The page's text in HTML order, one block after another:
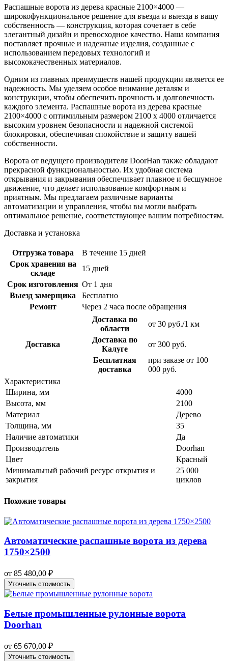
Распашные ворота из дерева красные 2100×4000 —
широкофункциональное решение для въезда и выезда в вашу
собственность — конструкция, которая сочетает в себе
элегантный дизайн и превосходное качество. Наша компания
поставляет прочные и надежные изделия, созданные с
использованием передовых технологий и
высококачественных материалов.
Одним из главных преимуществ нашей продукции является ее
надежность. Мы уделяем особое внимание деталям и
конструкции, чтобы обеспечить прочность и долговечность
каждого элемента. Распашные ворота из дерева красные
2100×4000 с оптимильным размером 2100 x 4000 отличается
высоким уровнем безопасности и надежной системой
блокировки, обеспечивая спокойствие и защиту вашей
собственности.
Ворота от ведущего производителя DoorHan также обладают
прекрасной функциональностью. Их удобная система
открывания и закрывания обеспечивает плавное и бесшумное
движение, что делает использование комфортным и
приятным. Мы предлагаем различные варианты
автоматизации и управления, чтобы вы могли выбрать
оптимальное решение, соответствующее вашим потребностям.
Доставка и установка
Отгрузка товара
В течение 15 дней
Срок хранения на
складе
15 дней
Срок изготовления От 1 дня
Выезд замерщика
Бесплатно
Ремонт
Через 2 часа после обращения
Доставка
Доставка по
области
от 30 руб./1 км
Доставка по
Калуге
от 300 руб.
Бесплатная
доставка
при заказе от 100
000 руб.
Характеристика
Ширина, мм
4000
Высота, мм
2100
Материал
Дерево
Толщина, мм
35
Наличие автоматики
Да
Производитель
Doorhan
Цвет
Красный
Минимальный рабочий ресурс открытия и
закрытия
25 000
циклов
Похожие товары
Автоматические распашные ворота из дерева
1750×2500
от 85 480,00 ₽
Уточнить стоимость
Белые промышленные рулонные ворота
Doorhan
от 65 670,00 ₽
Уточнить стоимость